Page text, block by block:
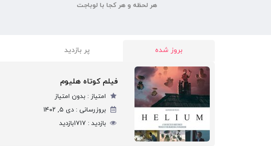
هر لحظه و هر کجا با لوباجت
بروز شده پر بازدید
فیلم کوتاه هلیوم
امتیاز : بدون امتیاز
بروزرسانی : دی ۵, ۱۴۰۲
بازدید : 1717بازدید